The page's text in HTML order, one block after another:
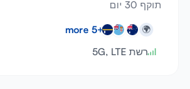
תוקף 30 יום
🌍
+
5
רשת 5G, LTE